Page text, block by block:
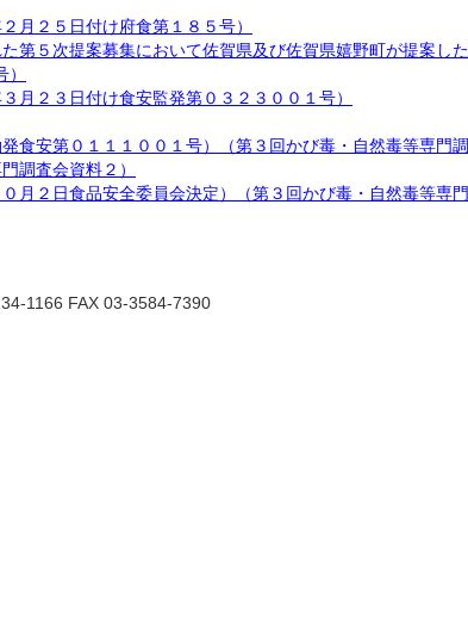
月２５日付け府食第１８５号）
第５次提案募集において佐賀県及び佐賀県嬉野町が提案し
月２３日付け食安監発第０３２３００１号）
安第０１１１００１号）（第３回かび毒・自然毒等専門調
調査会資料２）
２日食品安全委員会決定）（第３回かび毒・自然毒等専門
1166 FAX 03-3584-7390